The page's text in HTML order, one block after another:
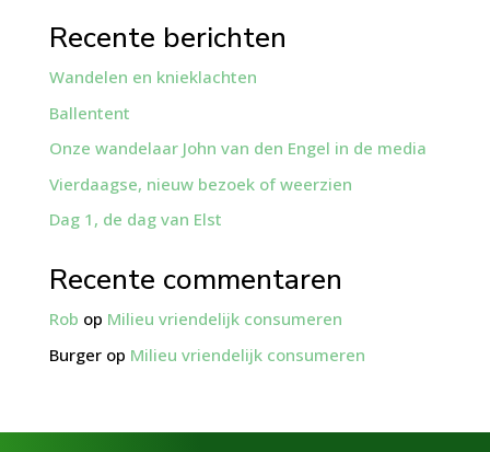
Recente berichten
Wandelen en knieklachten
Ballentent
Onze wandelaar John van den Engel in de media
Vierdaagse, nieuw bezoek of weerzien
Dag 1, de dag van Elst
Recente commentaren
Rob op Milieu vriendelijk consumeren
Burgerop Milieu vriendelijk consumeren